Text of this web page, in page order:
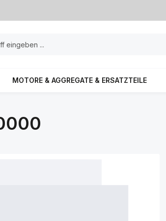
MOTORE & AGGREGATE & ERSATZTEILE